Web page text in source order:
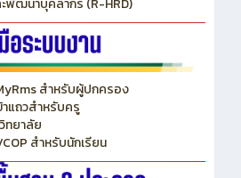
ลากรอาชีวศึกษาออนไลน์ Rtraining
พัฒนาบุคลากร (R-HRD)
สำหรับผู้ปกครอง
แถวสำหรับครู
ทยาลัย
สำหรับนักเรียน